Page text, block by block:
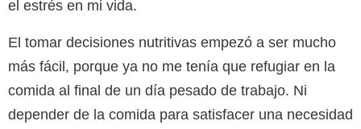
el estrés en mi vida.
El tomar decisiones nutritivas empezó a ser mucho
más fácil, porque ya no me tenía que refugiar en la
comida al final de un día pesado de trabajo. Ni
depender de la comida para satisfacer una necesidad